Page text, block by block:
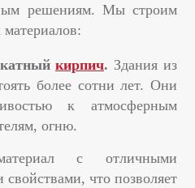
решениям. Мы строим
кирпич. Здания из
более сотни лет. Они
к атмосферным
огню.
с отличными
что позволяет